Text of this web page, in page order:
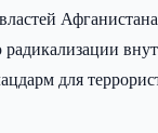
для